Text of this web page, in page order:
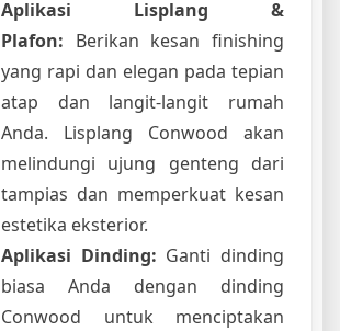
Aplikasi Lisplang &
Plafon: Berikan kesan finishing
yang rapi dan elegan pada tepian
atap dan langit-langit rumah
Anda. Lisplang Conwood akan
melindungi ujung genteng dari
tampias dan memperkuat kesan
estetika eksterior.
Aplikasi Dinding: Ganti dinding
biasa Anda dengan dinding
Conwood untuk menciptakan